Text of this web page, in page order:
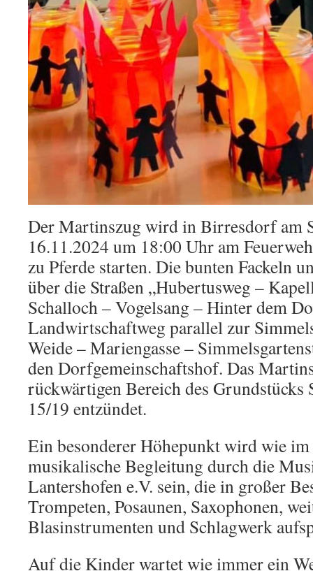
Der Martinszug wird in Birresdorf am
16.11.2024 um 18:00 Uhr am
zu Pferde starten. Die bunten Fackeln
über die Straßen „Hubertusweg –
Schalloch – Vogelsang – Hinter dem
Landwirtschaftweg parallel zur
Weide – Mariengasse –
den Dorfgemeinschaftshof. Das
rückwärtigen Bereich des Grundstücks
15/19 entzündet.
Ein besonderer Höhepunkt wird wie im
musikalische Begleitung durch die
Lantershofen e.V. sein, die in großer
Trompeten, Posaunen, Saxophonen,
Blasinstrumenten und Schlagwerk
Auf die Kinder wartet wie immer ein